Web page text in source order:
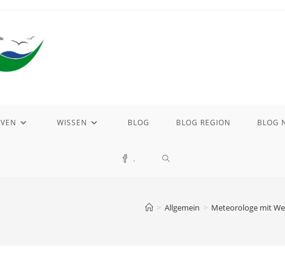
WISSEN BLOG BLOG REGION BLOG
. WEBSITE-
> Allgemein > Meteorologe mit